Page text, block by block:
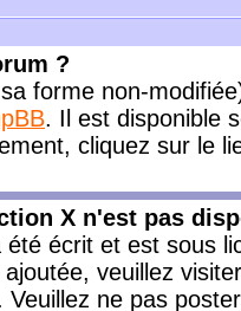
?
forme non-
. Il est disponible
cliquez sur le
X n'est pas
écrit et est sous
veuillez
Veuillez ne pas